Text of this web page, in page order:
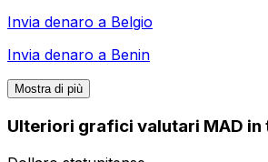
Invia denaro a Belgio
Invia denaro a Benin
Mostra di più
Ulteriori grafici valutari MAD in